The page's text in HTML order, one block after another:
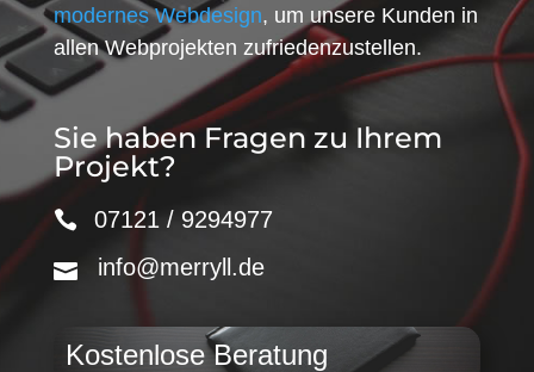
modernes Webdesign, um unsere Kunden in
allen Webprojekten zufriedenzustellen.
Sie haben Fragen zu Ihrem
Projekt?
07121 / 9294977
info@merryll.de
Kostenlose Beratung